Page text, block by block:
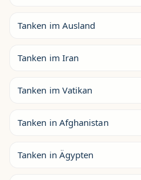
Tanken im Ausland
Tanken im Iran
Tanken im Vatikan
Tanken in Afghanistan
Tanken in Ägypten